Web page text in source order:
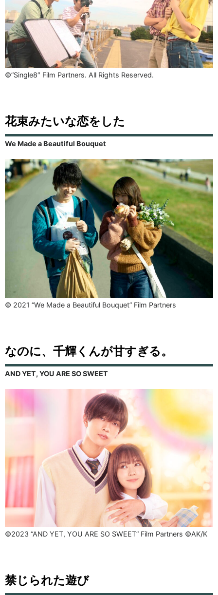
©”Single8″ Film Partners. All Rights Reserved.
花束みたいな恋をした
We Made a Beautiful Bouquet
© 2021 “We Made a Beautiful Bouquet” Film Partners
なのに、千輝くんが甘すぎる。
AND YET, YOU ARE SO SWEET
©2023 “AND YET, YOU ARE SO SWEET” Film Partners ©AK/K
禁じられた遊び